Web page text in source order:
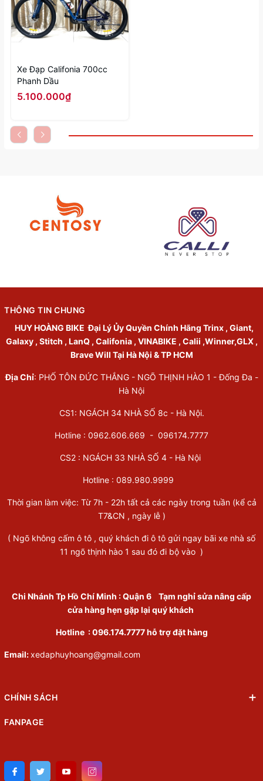
Xe Đạp Califonia 700cc
Phanh Dầu
5.100.000₫
THÔNG TIN CHUNG
HUY HOÀNG BIKE Đại Lý Ủy Quyền Chính Hãng Trinx , Giant,
Galaxy , Stitch , LanQ , Califonia , VINABIKE , Calii ,Winner,GLX ,
Brave Will Tại Hà Nội & TP HCM
Địa Chỉ: PHỐ TÔN ĐỨC THẮNG - NGÕ THỊNH HÀO 1 - Đống Đa -
Hà Nội
CS1: NGÁCH 34 NHÀ SỐ 8c - Hà Nội.
Hotline : 0962.606.669 - 096174.7777
CS2 : NGÁCH 33 NHÀ SỐ 4 - Hà Nội
Hotline : 089.980.9999
Thời gian làm việc: Từ 7h - 22h tất cả các ngày trong tuần (kể cả
T7&CN , ngày lễ )
( Ngõ không cấm ô tô , quý khách đi ô tô gửi ngay bãi xe nhà số
11 ngõ thịnh hào 1 sau đó đi bộ vào )
Chi Nhánh Tp Hồ Chí Minh :Quận 6 Tạm nghỉ sửa nâng cấp
cửa hàng hẹn gặp lại quý khách
Hotline : 096.174.7777 hỗ trợ đặt hàng
Email:xedaphuyhoang@gmail.com
CHÍNH SÁCH
FANPAGE